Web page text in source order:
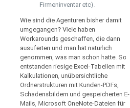
Firmeninventar etc).
Wie sind die Agenturen bisher damit
umgegangen? Viele haben
Workarounds geschaffen, die dann
ausuferten und man hat natürlich
genommen, was man schon hatte. So
entstanden riesige Excel-Tabellen mit
Kalkulationen, unübersichtliche
Ordnerstrukturen mit Kunden-PDFs,
Schadensbildern und gespeicherten E-
Mails, Microsoft OneNote-Dateien für